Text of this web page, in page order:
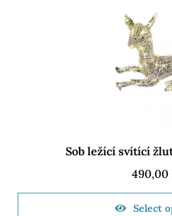
Sob ležící svítící
490,00
Select